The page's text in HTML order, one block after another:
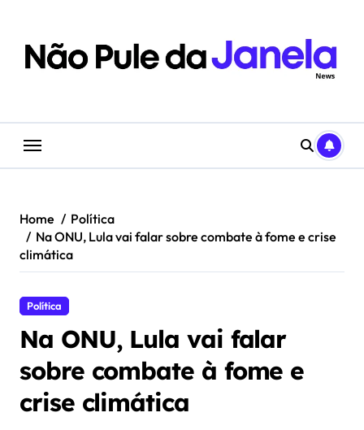
content
Home
Política
Na ONU, Lula vai falar sobre combate à fome e crise
climática
Política
Na ONU, Lula vai falar
sobre combate à fome e
crise climática